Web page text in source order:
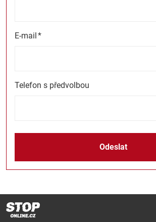
E-mail*
Telefon s předvolbou
Odeslat